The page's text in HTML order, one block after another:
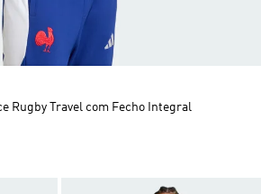
Rugby Travel com Fecho Integral